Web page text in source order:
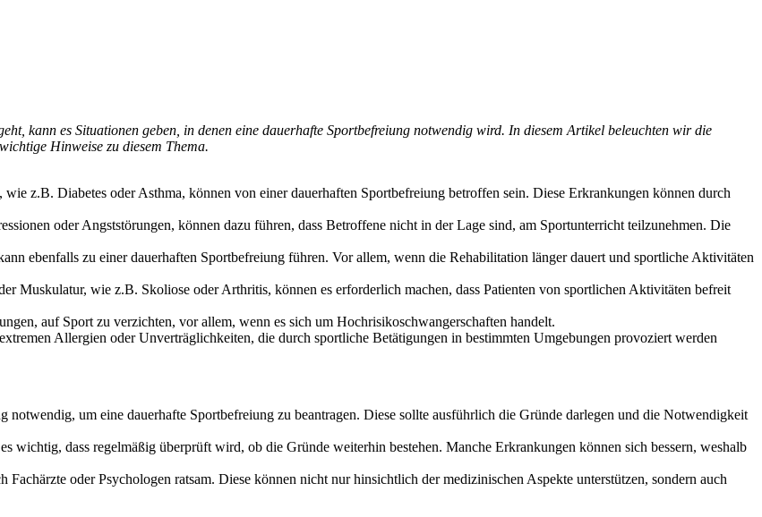
kann es Situationen geben, in denen eine dauerhafte Sportbefreiung notwendig wird. In diesem Artikel beleuchten wir die
Hinweise zu diesem Thema.
z.B. Diabetes oder Asthma, können von einer dauerhaften Sportbefreiung betroffen sein. Diese Erkrankungen können durch
oder Angststörungen, können dazu führen, dass Betroffene nicht in der Lage sind, am Sportunterricht teilzunehmen. Die
ebenfalls zu einer dauerhaften Sportbefreiung führen. Vor allem, wenn die Rehabilitation länger dauert und sportliche Aktivitäten
Muskulatur, wie z.B. Skoliose oder Arthritis, können es erforderlich machen, dass Patienten von sportlichen Aktivitäten befreit
auf Sport zu verzichten, vor allem, wenn es sich um Hochrisikoschwangerschaften handelt.
Allergien oder Unverträglichkeiten, die durch sportliche Betätigungen in bestimmten Umgebungen provoziert werden
notwendig, um eine dauerhafte Sportbefreiung zu beantragen. Diese sollte ausführlich die Gründe darlegen und die Notwendigkeit
wichtig, dass regelmäßig überprüft wird, ob die Gründe weiterhin bestehen. Manche Erkrankungen können sich bessern, weshalb
Fachärzte oder Psychologen ratsam. Diese können nicht nur hinsichtlich der medizinischen Aspekte unterstützen, sondern auch